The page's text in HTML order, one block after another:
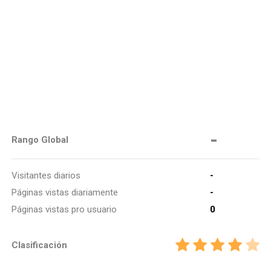
Rango Global -
Visitantes diarios
-
Páginas vistas diariamente
-
Páginas vistas pro usuario
0
Clasificación